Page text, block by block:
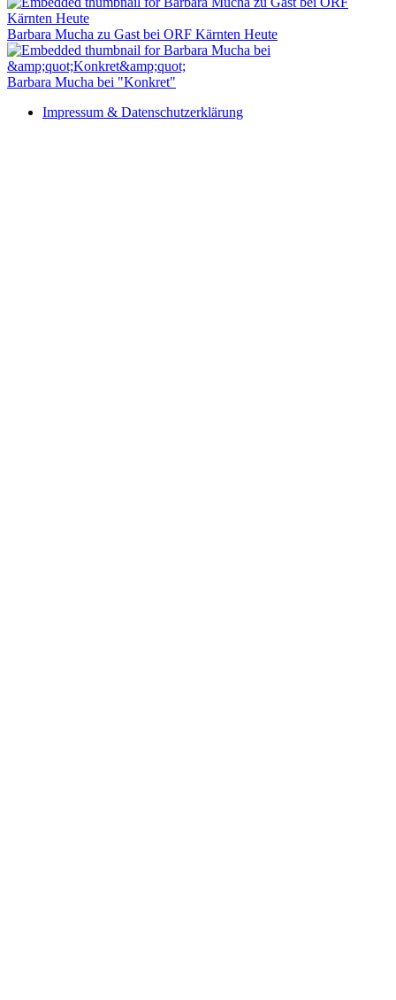
Barbara Mucha zu Gast bei ORF Kärnten Heute
Barbara Mucha bei "Konkret"
Impressum & Datenschutzerklärung